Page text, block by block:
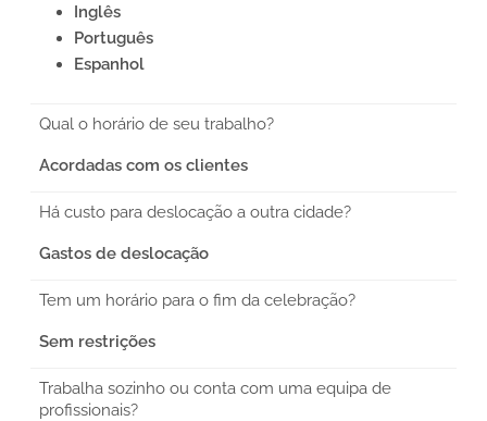
Inglês
Português
Espanhol
Qual o horário de seu trabalho?
Acordadas com os clientes
Há custo para deslocação a outra cidade?
Gastos de deslocação
Tem um horário para o fim da celebração?
Sem restrições
Trabalha sozinho ou conta com uma equipa de
profissionais?